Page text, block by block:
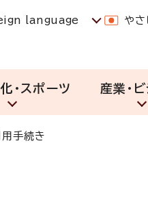
language やさ
・スポーツ 産業・
手続き